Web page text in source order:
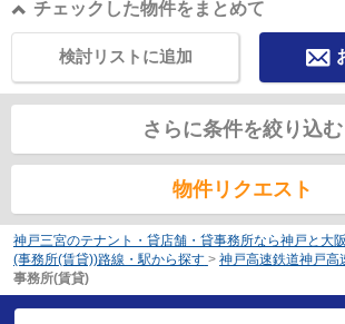
チェックした物件をまとめて
検討リストに追加
さらに条件を絞り込む
物件リクエスト
神戸三宮のテナント・貸店舗・貸事務所なら神戸と大
(事務所(賃貸))路線・駅から探す > 神戸高速鉄道神戸高
事務所(賃貸)